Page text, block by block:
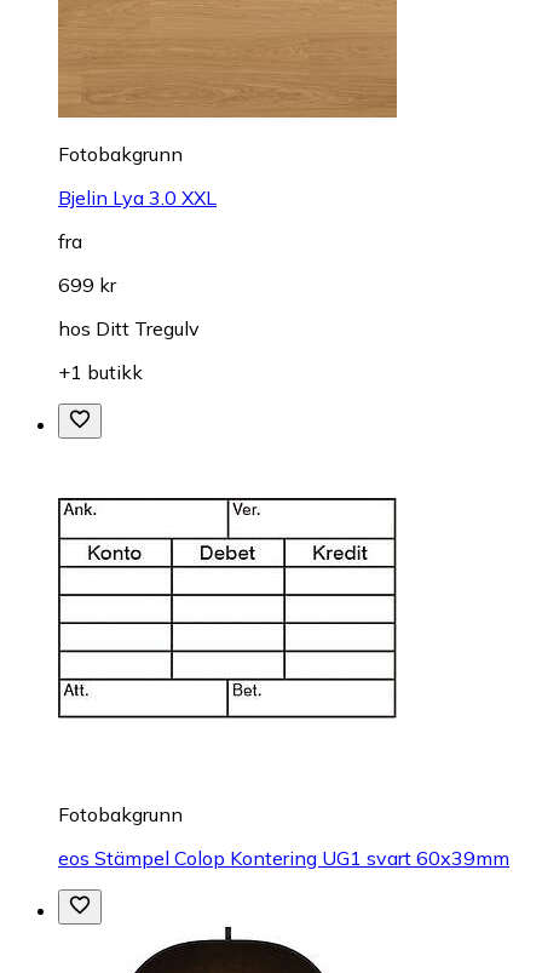
Fotobakgrunn
Bjelin Lya 3.0 XXL
fra
699 kr
hos Ditt Tregulv
+1 butikk
Fotobakgrunn
eos Stämpel Colop Kontering UG1 svart 60x39mm